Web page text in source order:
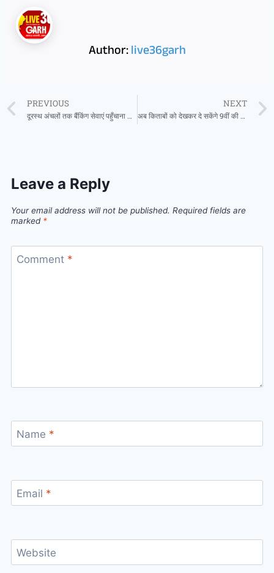
Author:live36garh
PREVIOUS
दूरस्थ अंचलों तक बैंकिंग सेवाएं पहुँचाना सरकार की प्राथमिकता – मुख्यमंत्री विष्णुदेव साय
NEXT
अब किताबों को देखकर दे सकेंगे 9वीं की परीक्षा
Leave a Reply
Your email address will not be published. Required fields are
marked *
Comment *
Name *
Email *
Website